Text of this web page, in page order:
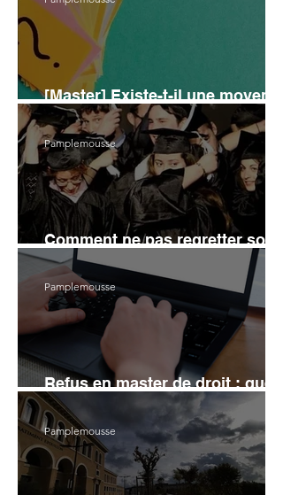
[Master] Existe-t-il une moyenne
idéale pour entrer en master ?
Comment ne pas regretter son
choix de master juridique ?
Pamplemousse
Refus en master de droit : que
faire ? Quels recours ?
Pamplemousse
Pamplemousse